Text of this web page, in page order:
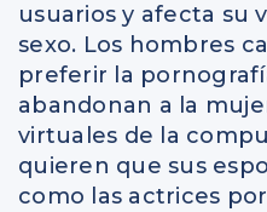
usuarios y afecta su
sexo. Los hombres
preferir la
abandonan a la
virtuales de la
quieren que sus
como las actrices